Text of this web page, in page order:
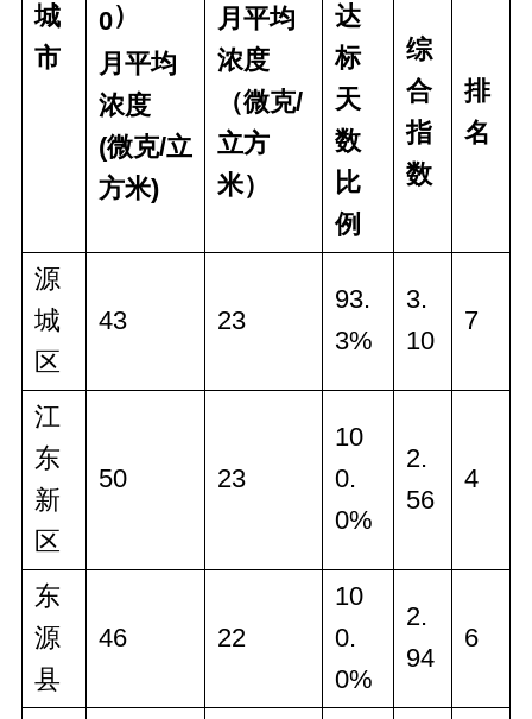
城
市
0）
月平均
浓度
(微克/立
方米)
月平均
浓度
（微克/
立方
米）
达
标
天
数
比
例
综
合
指
数
排
名
源
城
区
43 23
93.
3%
3.
10
7
江
东
新
区
50 23
10
0.
0%
2.
56
4
东
源
县
46 22
10
0.
0%
2.
94
6